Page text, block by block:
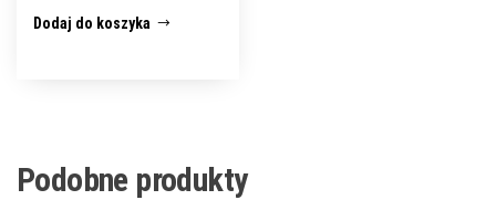
Dodaj do koszyka
Podobne produkty